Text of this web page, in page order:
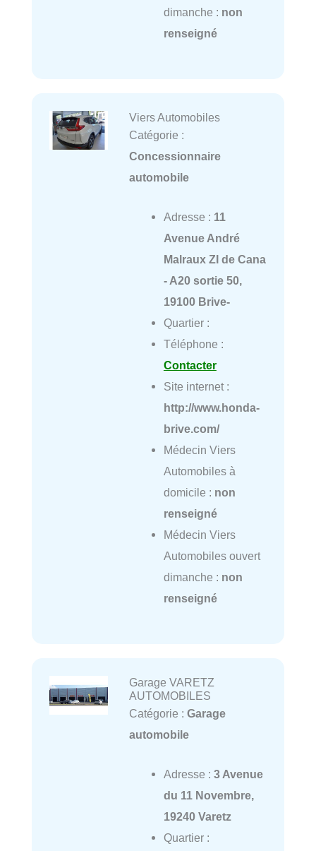
dimanche : non
renseigné
Viers Automobiles
Catégorie :
Concessionnaire
automobile
Adresse : 11
Avenue André
Malraux ZI de Cana
- A20 sortie 50,
19100 Brive-
Quartier :
Téléphone :
Contacter
Site internet :
http://www.honda-
brive.com/
Médecin Viers
Automobiles à
domicile : non
renseigné
Médecin Viers
Automobiles ouvert
dimanche : non
renseigné
Garage VARETZ
AUTOMOBILES
Catégorie : Garage
automobile
Adresse : 3 Avenue
du 11 Novembre,
19240 Varetz
Quartier :